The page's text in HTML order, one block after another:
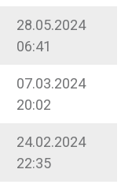
28.05.2024
06:41
07.03.2024
20:02
24.02.2024
22:35